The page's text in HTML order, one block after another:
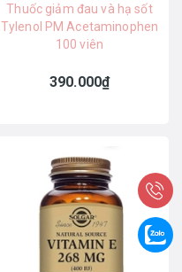
Thuốc giảm đau và hạ sốt
Tylenol PM Acetaminophen
100 viên
390.000₫